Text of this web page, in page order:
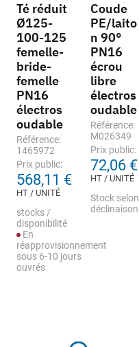
Té réduit
Ø125-
100-125
femelle-
bride-
femelle
PN16
électros
oudable
Référence:
1465972
Prix public:
568,11 €
HT / UNITÉ
stocks /
disponibilité
En
réapprovisionnement
sous 6-10 jours
ouvrés
Coude
PE/laito
n 90°
PN16
écrou
libre
électros
oudable
Référence:
M026349
Prix public:
72,06 €
HT / UNITÉ
Stock selon
déclinaison